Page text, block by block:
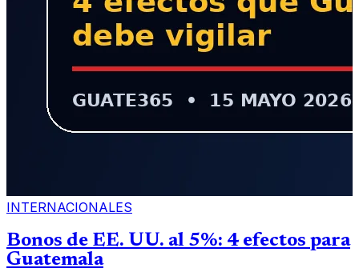
INTERNACIONALES
Bonos de EE. UU. al 5%: 4 efectos para
Guatemala